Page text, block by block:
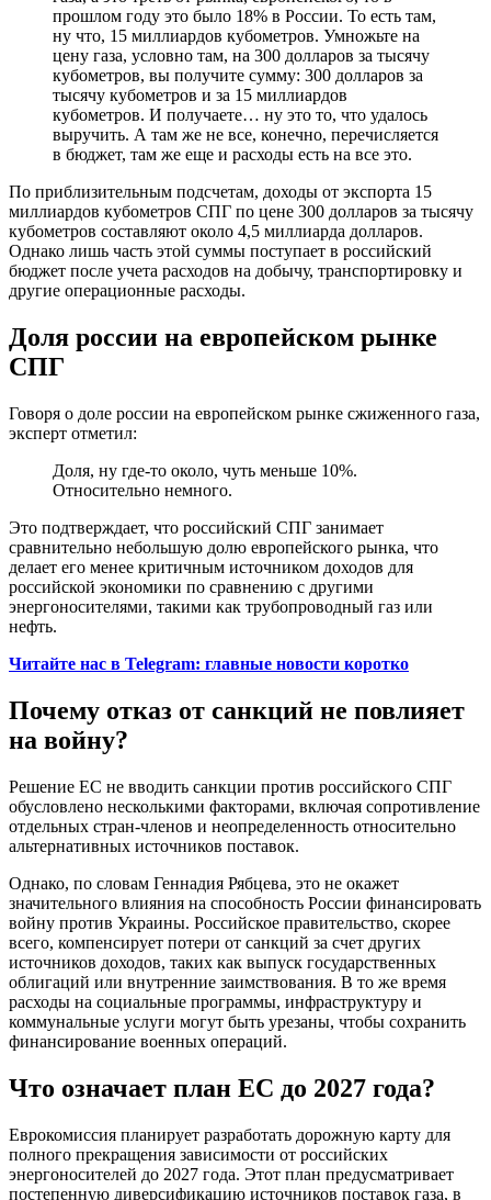
прошлом году это было 18% в России. То есть там,
ну что, 15 миллиардов кубометров. Умножьте на
цену газа, условно там, на 300 долларов за тысячу
кубометров, вы получите сумму: 300 долларов за
тысячу кубометров и за 15 миллиардов
кубометров. И получаете… ну это то, что удалось
выручить. А там же не все, конечно, перечисляется
в бюджет, там же еще и расходы есть на все это.
По приблизительным подсчетам, доходы от экспорта 15
миллиардов кубометров СПГ по цене 300 долларов за тысячу
кубометров составляют около 4,5 миллиарда долларов.
Однако лишь часть этой суммы поступает в российский
бюджет после учета расходов на добычу, транспортировку и
другие операционные расходы.
Доля россии на европейском рынке
СПГ
Говоря о доле россии на европейском рынке сжиженного газа,
эксперт отметил:
Доля, ну где-то около, чуть меньше 10%.
Относительно немного.
Это подтверждает, что российский СПГ занимает
сравнительно небольшую долю европейского рынка, что
делает его менее критичным источником доходов для
российской экономики по сравнению с другими
энергоносителями, такими как трубопроводный газ или
нефть.
Читайте нас в Telegram: главные новости коротко
Почему отказ от санкций не повлияет
на войну?
Решение ЕС не вводить санкции против российского СПГ
обусловлено несколькими факторами, включая сопротивление
отдельных стран-членов и неопределенность относительно
альтернативных источников поставок.
Однако, по словам Геннадия Рябцева, это не окажет
значительного влияния на способность России финансировать
войну против Украины. Российское правительство, скорее
всего, компенсирует потери от санкций за счет других
источников доходов, таких как выпуск государственных
облигаций или внутренние заимствования. В то же время
расходы на социальные программы, инфраструктуру и
коммунальные услуги могут быть урезаны, чтобы сохранить
финансирование военных операций.
Что означает план ЕС до 2027 года?
Еврокомиссия планирует разработать дорожную карту для
полного прекращения зависимости от российских
энергоносителей до 2027 года. Этот план предусматривает
постепенную диверсификацию источников поставок газа, в